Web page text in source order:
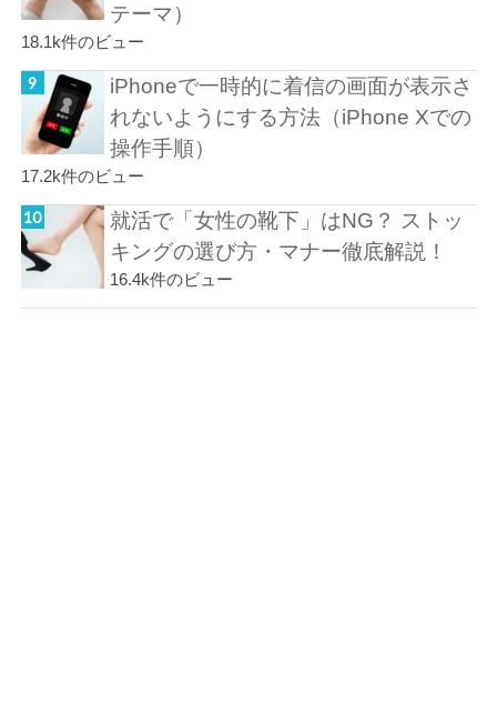
テーマ）
18.1k件のビュー
iPhoneで一時的に着信の画面が表示さ
れないようにする方法（iPhone Xでの
操作手順）
17.2k件のビュー
就活で「女性の靴下」はNG？ ストッ
キングの選び方・マナー徹底解説！
16.4k件のビュー